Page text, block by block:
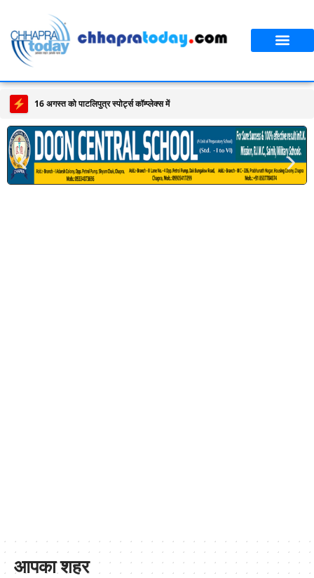
16 अगस्त को पाटलिपुत्र स्पोर्ट्स कॉम्प्लेक्स में होगा बिहार एथलेटिक्स टीम का चयन,
आपका शहर